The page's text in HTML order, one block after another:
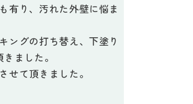
有り、汚れた外壁に悩ま
ングの打ち替え、下塗り
ました。
せて頂きました。